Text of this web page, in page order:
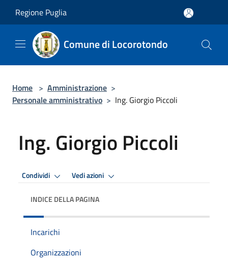
Regione Puglia
Comune di Locorotondo
Home > Amministrazione >
Personale amministrativo > Ing. Giorgio Piccoli
Ing. Giorgio Piccoli
Condividi Vedi azioni
INDICE DELLA PAGINA
Incarichi
Organizzazioni